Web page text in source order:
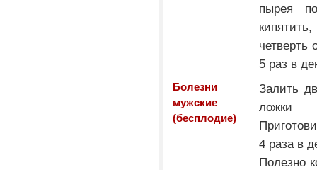
пырея
четверть
5 раз в
Болезни
мужские
(бесплодие)
Залить
ложки
4 раза в
Полезно